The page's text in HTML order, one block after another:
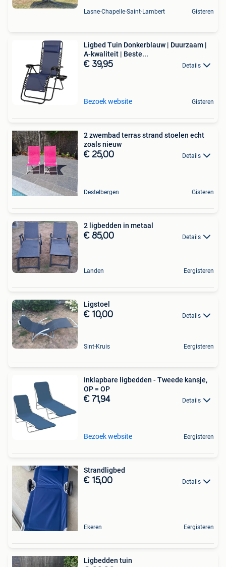
Lasne-Chapelle-Saint-Lambert Gisteren
Ligbed Tuin Donkerblauw | Duurzaam |
A-kwaliteit | Beste...
€ 39,95 Details
Bezoek website Gisteren
2 zwembad terras strand stoelen echt
zoals nieuw
€ 25,00 Details
Destelbergen Gisteren
2 ligbedden in metaal
€ 85,00 Details
Landen Eergisteren
Ligstoel
€ 10,00 Details
Sint-Kruis Eergisteren
Inklapbare ligbedden - Tweede kansje,
OP = OP
€ 71,94 Details
Bezoek website Eergisteren
Strandligbed
€ 15,00 Details
Ekeren Eergisteren
Ligbedden tuin